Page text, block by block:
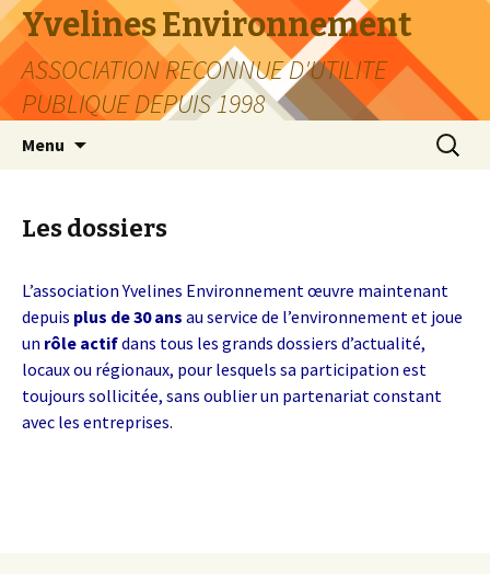
Yvelines Environnement
ASSOCIATION RECONNUE D'UTILITE
PUBLIQUE DEPUIS 1998
Menu
Les dossiers
L’association Yvelines Environnement œuvre maintenant
depuis plus de 30 ans au service de l’environnement et joue
un rôle actifdans tous les grands dossiers d’actualité,
locaux ou régionaux, pour lesquels sa participation est
toujours sollicitée, sans oublier un partenariat constant
avec les entreprises.